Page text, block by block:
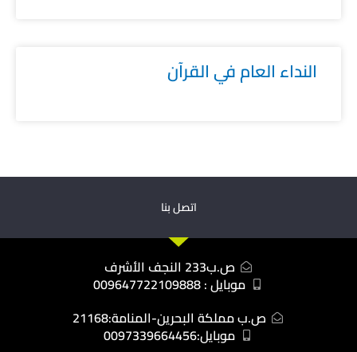
النداء العام في القرآن
اتصل بنا
ص.ب233 النجف الأشرف
موبايل : 009647722109888
ص.ب مملكة البحرين-المنامة:21168
موبايل:0097339664456